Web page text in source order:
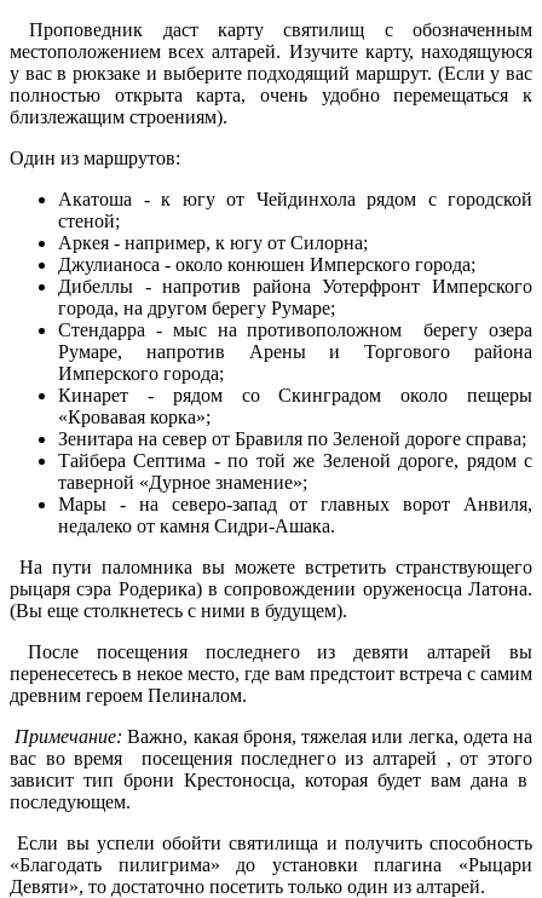
Проповедник даст карту святилищ с обозначенным
местоположением всех алтарей. Изучите карту, находящуюся
у вас в рюкзаке и выберите подходящий маршрут. (Если у вас
полностью открыта карта, очень удобно перемещаться к
близлежащим строениям).
Один из маршрутов:
Акатоша - к югу от Чейдинхола рядом с городской
стеной;
Аркея - например, к югу от Силорна;
Джулианоса - около конюшен Имперского города;
Дибеллы - напротив района Уотерфронт Имперского
города, на другом берегу Румаре;
Стендарра - мыс на противоположном берегу озера
Румаре, напротив Арены и Торгового района
Имперского города;
Кинарет - рядом со Скинградом около пещеры
«Кровавая корка»;
Зенитара на север от Бравиля по Зеленой дороге справа;
Тайбера Септима - по той же Зеленой дороге, рядом с
таверной «Дурное знамение»;
Мары - на северо-запад от главных ворот Анвиля,
недалеко от камня Сидри-Ашака.
На пути паломника вы можете встретить странствующего
рыцаря сэра Родерика) в сопровождении оруженосца Латона.
(Вы еще столкнетесь с ними в будущем).
После посещения последнего из девяти алтарей вы
перенесетесь в некое место, где вам предстоит встреча с самим
древним героем Пелиналом.
Примечание: Важно, какая броня, тяжелая или легка, одета на
вас во время посещения последнего из алтарей , от этого
зависит тип брони Крестоносца, которая будет вам дана в
последующем.
Если вы успели обойти святилища и получить способность
«Благодать пилигрима» до установки плагина «Рыцари
Девяти», то достаточно посетить только один из алтарей.